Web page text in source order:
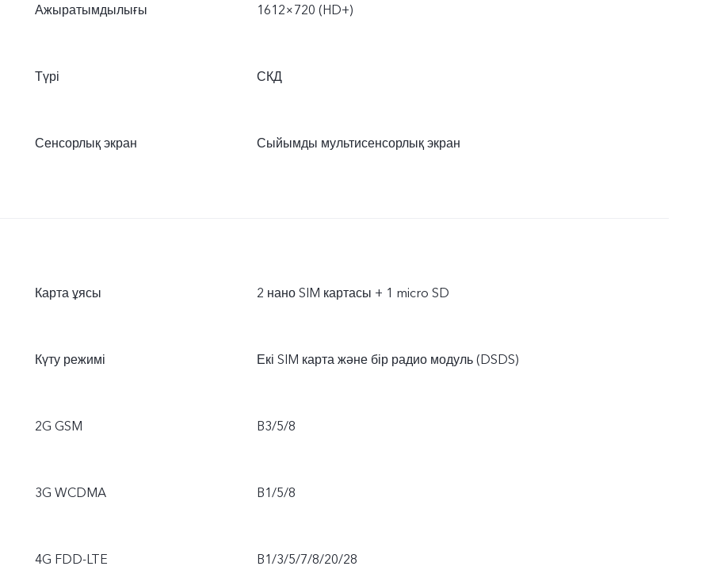
Ажыратымдылығы 1612×720 (HD+)
Түрі СКД
Сенсорлық экран Сыйымды мультисенсорлық экран
Карта ұясы 2 нано SIM картасы + 1 micro SD
Күту режимі Екі SIM карта және бір радио модуль (DSDS)
2G GSM B3/5/8
3G WCDMA B1/5/8
4G FDD-LTE B1/3/5/7/8/20/28